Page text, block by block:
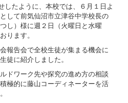
したように、本校では、６月１日よ
して前気仙沼市立津谷中学校長の
）様に週２日（火曜日と水曜
ります。
報告会で全校生徒が集まる機会に
徒に紹介しました。
ドワーク先や探究の進め方の相談
極的に藤山コーディネーターを活